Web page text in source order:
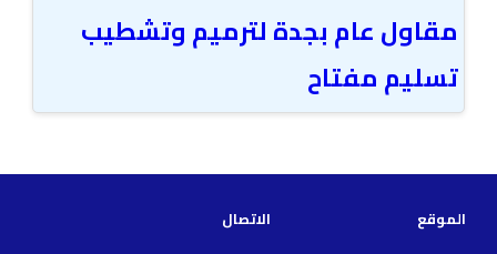
مقاول عام بجدة لترميم وتشطيب
تسليم مفتاح
الموقع
الاتصال